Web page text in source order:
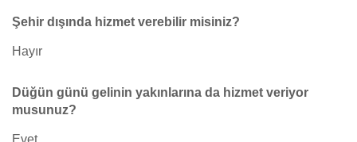
Şehir dışında hizmet verebilir misiniz?
Hayır
Düğün günü gelinin yakınlarına da hizmet veriyor
musunuz?
Evet